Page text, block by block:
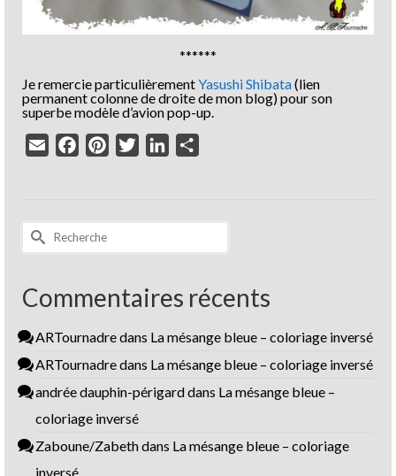
******
Je remercie particulièrementYasushi Shibata(lien
permanent colonne de droite de mon blog) pour son
superbe modèle d’avion pop-up.
Email
FacebookPinterestTwitterLinkedIn
Rechercher :
Commentaires récents
ARTournadredans La mésange bleue – coloriage inversé
ARTournadredans La mésange bleue – coloriage inversé
andrée dauphin-périgarddans La mésange bleue –
coloriage inversé
Zaboune/Zabethdans La mésange bleue – coloriage
inversé